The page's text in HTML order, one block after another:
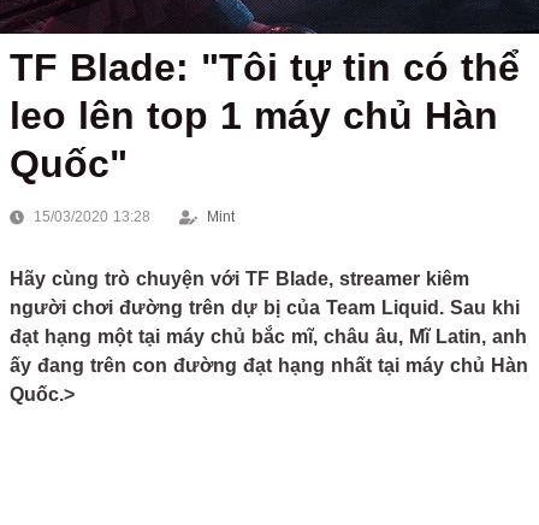
TF Blade: "Tôi tự tin có thể
leo lên top 1 máy chủ Hàn
Quốc"
15/03/2020 13:28 Mint
Hãy cùng trò chuyện với TF Blade, streamer kiêm
người chơi đường trên dự bị của Team Liquid. Sau khi
đạt hạng một tại máy chủ bắc mĩ, châu âu, Mĩ Latin, anh
ấy đang trên con đường đạt hạng nhất tại máy chủ Hàn
Quốc.>